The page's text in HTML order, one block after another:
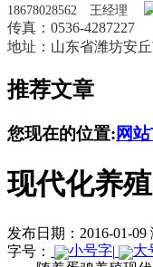
18678028562 王经理
传真：0536-4287227
地址：山东省潍坊安
推荐文章
您现在的位置:网
现代化养
发布日期：2016-01-09
字号：
|